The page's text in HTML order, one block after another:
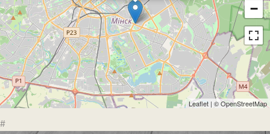
−
Leaflet | ©OpenStreetMap
#